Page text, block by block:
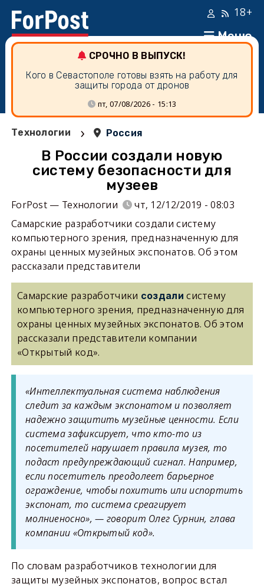
Меню
18+
СРОЧНО В ВЫПУСК!
Кого в Севастополе готовы взять на работу для
защиты города от дронов
пт, 07/08/2026 - 15:13
Технологии › Россия
В России создали новую
систему безопасности для
музеев
ForPost — Технологии
чт, 12/12/2019 - 08:03
Самарские разработчики создали систему
компьютерного зрения, предназначенную для
охраны ценных музейных экспонатов. Об этом
рассказали представители
Самарские разработчики создали систему
компьютерного зрения, предназначенную для
охраны ценных музейных экспонатов. Об этом
рассказали представители компании
«Открытый код».
«Интеллектуальная система наблюдения
следит за каждым экспонатом и позволяет
надежно защитить музейные ценности. Если
система зафиксирует, что кто-то из
посетителей нарушает правила музея, то
подаст предупреждающий сигнал. Например,
если посетитель преодолеет барьерное
ограждение, чтобы похитить или испортить
экспонат, то система среагирует
молниеносно», — говорит Олег Сурнин, глава
компании «Открытый код».
По словам разработчиков технологии для
защиты музейных экспонатов, вопрос встал